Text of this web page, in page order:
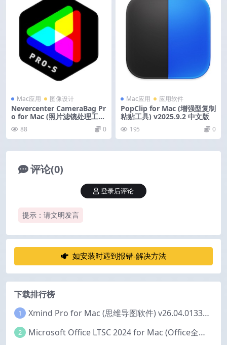
Mac应用 图像设计
Nevercenter CameraBag Pr
o for Mac (照片滤镜处理工
具) v2026.1 激活版
88 0
Mac应用 应用软件
PopClip for Mac (增强型复制
粘贴工具) v2025.9.2 中文版
195 0
评论(0)
提示：请文明发言
登录后评论
如安装时遇到报错-解决方法
下载排行榜
1 Xmind Pro for Mac (思维导图软件) v26.04.01337 永久激活版
2 Microsoft Office LTSC 2024 for Mac (Office全家桶) v16.111.2 中文激活版